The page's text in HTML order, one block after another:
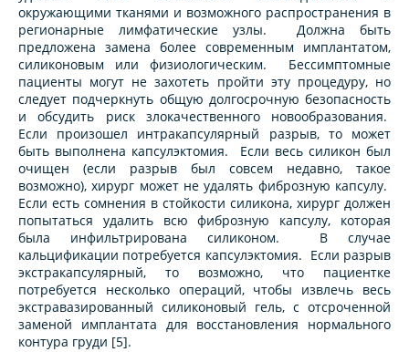
окружающими тканями и возможного распространения в
регионарные лимфатические узлы. Должна быть
предложена замена более современным имплантатом,
силиконовым или физиологическим. Бессимптомные
пациенты могут не захотеть пройти эту процедуру, но
следует подчеркнуть общую долгосрочную безопасность
и обсудить риск злокачественного новообразования.
Если произошел интракапсулярный разрыв, то может
быть выполнена капсулэктомия. Если весь силикон был
очищен (если разрыв был совсем недавно, такое
возможно), хирург может не удалять фиброзную капсулу.
Если есть сомнения в стойкости силикона, хирург должен
попытаться удалить всю фиброзную капсулу, которая
была инфильтрирована силиконом. В случае
кальцификации потребуется капсулэктомия. Если разрыв
экстракапсулярный, то возможно, что пациентке
потребуется несколько операций, чтобы извлечь весь
экстравазированный силиконовый гель, с отсроченной
заменой имплантата для восстановления нормального
контура груди [5].